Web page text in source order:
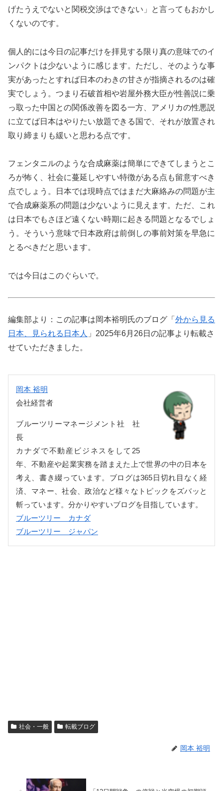
げたうえでないと関税交渉はできない」と言ってもおかし
くないのです。
個人的には今日の記事だけを拝見する限り真の意味でのイ
ンパクトは少ないように感じます。ただし、そのような事
実があったとすれば日本のわきの甘さが指摘されるのは確
実でしょう。つまり石破首相や岩屋外務大臣が性善説に乗
っ取った中国との関係改善を図る一方、アメリカの性悪説
に立てば日本はやりたい放題できる国で、それが放置され
取り締まりも緩いと思わる点です。
フェンタニルのような合成麻薬は簡単にできてしまうとこ
ろが怖く、社会に蔓延しやすい特徴がある点も留意すべき
点でしょう。日本では現時点ではまだ大麻絡みの問題が主
で合成麻薬系の問題は少ないように見えます。ただ、これ
は日本でもさほど遠くない時期に起きる問題となるでしょ
う。そういう意味で日本政府は前倒しの事前対策を早急に
とるべきだと思います。
では今日はこのぐらいで。
編集部より：この記事は岡本裕明氏のブログ「 外から見る
日本、見られる日本人 」2025年6月26日の記事より転載さ
せていただきました。
岡本 裕明
会社経営者
ブルーツリーマネージメント社 社
長
カナダで不動産ビジネスをして25
年、不動産や起業実務を踏まえた上で世界の中の日本を
考え、書き綴っています。ブログは365日切れ目なく経
済、マネー、社会、政治など様々なトピックをズバッと
斬っています。分かりやすいブログを目指しています。
ブルーツリー カナダ
ブルーツリー ジャパン
社会・一般 転載ブログ
岡本 裕明